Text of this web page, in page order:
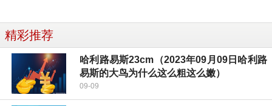
精彩推荐
哈利路易斯23cm（2023年09月09日哈利路
易斯的大鸟为什么这么粗这么嫩）
09-09